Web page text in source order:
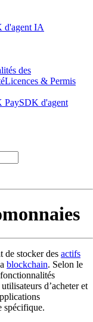
d'agent IA
des
Licences & Permis
PaySDK d'agent
de stocker des actifs
blockchain. Selon le
d’acheter et
spécifique.